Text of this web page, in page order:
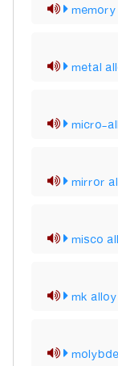
metal
micro-
mirror
misco
mk alloy